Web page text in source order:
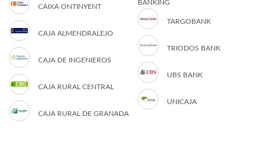
CAIXA ONTINYENT
CAJA ALMENDRALEJO
CAJA DE INGENIEROS
CAJA RURAL CENTRAL
CAJA RURAL DE GRANADA
BANKING
TARGOBANK
TRIODOS BANK
UBS BANK
UNICAJA